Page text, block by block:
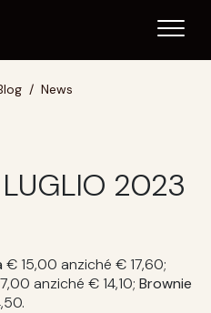
News
2023
€ 15,00 anziché € 17,60;
anziché € 14,10; Brownie